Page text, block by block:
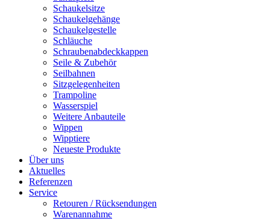
Schaukelsitze
Schaukelgehänge
Schaukelgestelle
Schläuche
Schraubenabdeckkappen
Seile & Zubehör
Seilbahnen
Sitzgelegenheiten
Trampoline
Wasserspiel
Weitere Anbauteile
Wippen
Wipptiere
Neueste Produkte
Über uns
Aktuelles
Referenzen
Service
Retouren / Rücksendungen
Warenannahme